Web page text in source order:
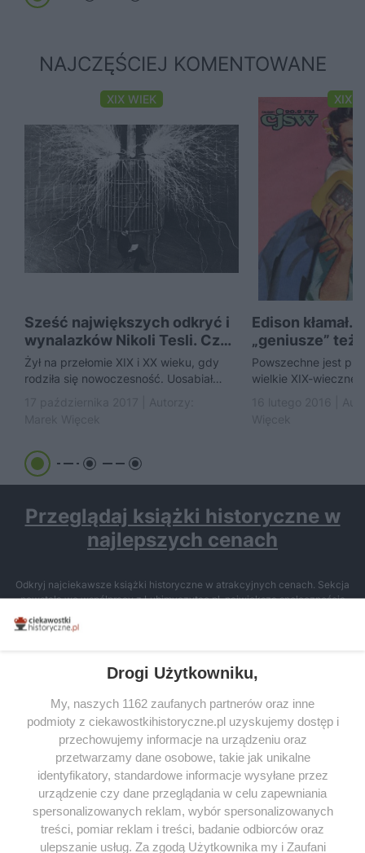
NAJCZĘŚCIEJ KOMENTOWANE
XIX WIEK
Sześć największych odkryć i
wynalazków Nikoli Tesli. Czy
znałeś je wszystkie?
Żył na przełomie XIX i XX wieku, gdy
rodziła się nowoczesność. Uosabiał
XIX
Edison
„geniusze” też.
Przedstawiamy
zapomnianych
Powszechne jest
wielkie XIX-wieczne
Przeglądaj książki historyczne w
najlepszych cenach
Odkryj najciekawsze książki historyczne w atrakcyjnych cenach. Sekcja
powstała we współpracy z Lubimyczytac.pl, największą społecznością
miłośników literatury w Polsce – dzięki temu możesz wybierać spośród
tytułów najwyżej ocenianych przez czytelników.
SERWIS
SPOŁECZNOŚĆ
WSPÓŁPRACA
KONTAKT
Drogi Użytkowniku,
My, naszych 1162 zaufanych partnerów oraz inne
podmioty z ciekawostkihistoryczne.pl uzyskujemy dostęp i
przechowujemy informacje na urządzeniu oraz
przetwarzamy dane osobowe, takie jak unikalne
identyfikatory, standardowe informacje wysyłane przez
urządzenie czy dane przeglądania w celu zapewniania
spersonalizowanych reklam, wybór spersonalizowanych
treści, pomiar reklam i treści, badanie odbiorców oraz
ulepszanie usług. Za zgodą Użytkownika my i Zaufani